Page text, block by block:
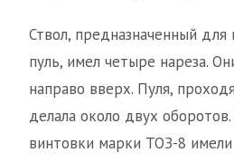
Ствол, предназначенный для
пуль, имел четыре нареза.
направо вверх. Пуля,
делала около двух
винтовки марки ТОЗ-8